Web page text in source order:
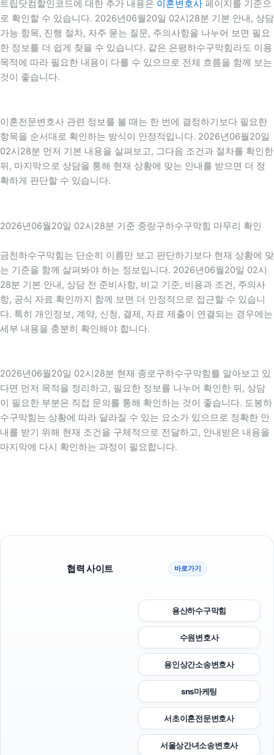
트립닷컴할인코드에 대한 추가 내용은 이혼변호사 페이지를 기준으
로 확인할 수 있습니다. 2026년06월20일 02시28분 기본 안내, 상담
가능 항목, 진행 절차, 자주 묻는 질문, 주의사항을 나누어 보면 필요
한 정보를 더 쉽게 찾을 수 있습니다. 같은 은평하수구막힘라도 이용
목적에 따라 필요한 내용이 다를 수 있으므로 전체 흐름을 함께 보는
것이 좋습니다.
이혼전문변호사 관련 정보를 볼 때는 한 번에 결정하기보다 필요한
항목을 순서대로 확인하는 방식이 안정적입니다. 2026년06월20일
02시28분 먼저 기본 내용을 살펴보고, 그다음 조건과 절차를 확인한
뒤, 마지막으로 상담을 통해 현재 상황에 맞는 안내를 받으면 더 정
확하게 판단할 수 있습니다.
2026년06월20일 02시28분 기준 중랑구하수구막힘 마무리 확인
금천하수구막힘는 단순히 이름만 보고 판단하기보다 현재 상황에 맞
는 기준을 함께 살펴봐야 하는 정보입니다. 2026년06월20일 02시
28분 기본 안내, 상담 전 준비사항, 비교 기준, 비용과 조건, 주의사
항, 공식 자료 확인까지 함께 보면 더 안정적으로 접근할 수 있습니
다. 특히 개인정보, 계약, 신청, 결제, 자료 제출이 연결되는 경우에는
세부 내용을 충분히 확인해야 합니다.
2026년06월20일 02시28분 현재 종로구하수구막힘를 알아보고 있
다면 먼저 목적을 정리하고, 필요한 정보를 나누어 확인한 뒤, 상담
이 필요한 부분은 직접 문의를 통해 확인하는 것이 좋습니다. 도봉하
수구막힘는 상황에 따라 달라질 수 있는 요소가 있으므로 정확한 안
내를 받기 위해 현재 조건을 구체적으로 전달하고, 안내받은 내용을
마지막에 다시 확인하는 과정이 필요합니다.
협력 사이트 바로가기
용산하수구막힘
수원변호사
용인상간소송변호사
sns마케팅
서초이혼전문변호사
서울상간녀소송변호사